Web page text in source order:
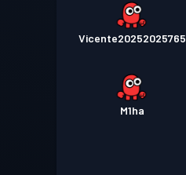
Vicente20252025765
M1ha